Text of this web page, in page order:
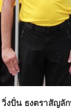
ปั่น ธงตราสัญลั